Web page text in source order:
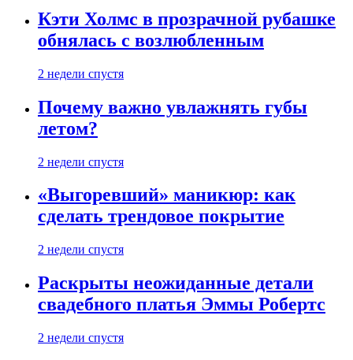
Кэти Холмс в прозрачной рубашке
обнялась с возлюбленным
2 недели спустя
Почему важно увлажнять губы
летом?
2 недели спустя
«Выгоревший» маникюр: как
сделать трендовое покрытие
2 недели спустя
Раскрыты неожиданные детали
свадебного платья Эммы Робертс
2 недели спустя